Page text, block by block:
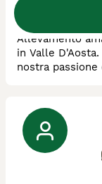
Allevamento
in Valle
nostra